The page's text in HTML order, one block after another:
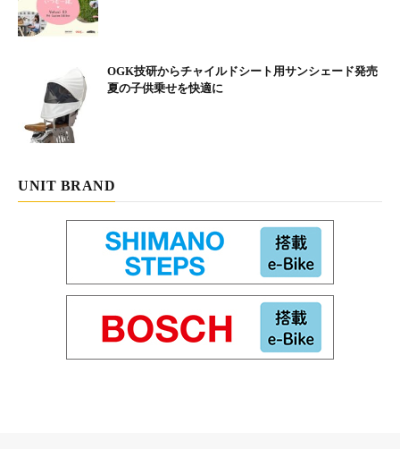
■速く走らない
またeバイクの特長として、ロードバイクのように速く走ること
を重点に作られていないことがある。モーターとバッテリーがあ
シストもない。速く走りたいなら迷うことなく軽量なロードバイ
クを選んだ方がいい。ここで改めてeバイクの魅力とは何か？ 考
えてみた。これはあくまで自転車を対象とした場合だが、一番は
電動アシストによって得られる、体力的な余裕。例えばツーリン
グ。山道を走っていて面白そうな脇道を見つけても自転車だと
「上り坂だし、体力を消耗したくないから、止めておこう！」と
なってしまう。しかしアシストがあるeバイクなら「この道の先
にはどんな景色があるんだろう!? よし、行ってみよう！」と気軽
OGK技研からチャイルドシート用サンシェード発売
夏の子供乗せを快適に
UNIT BRAND